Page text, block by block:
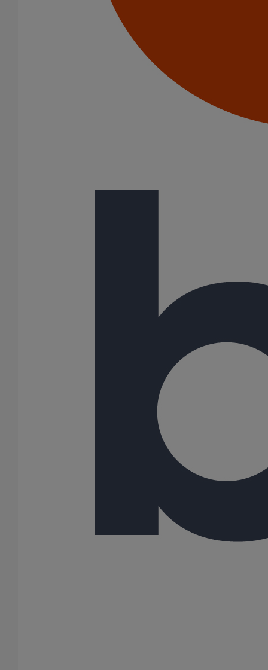
Piquage type collier de prise en charge Pt bossage ELIXAIR
sur Piquage type collier de prise en charge Pt